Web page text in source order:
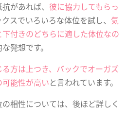
があれば、 彼に協力してもらっ
スでいろいろな体位を試し、 気
付きのどちらに適した体位なの
発想です。
方は上つき、バックでオーガズ
能性が高いと言われています。
相性については、後ほど詳しく